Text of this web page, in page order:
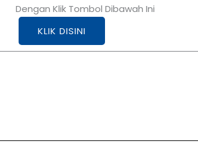
Dengan Klik Tombol Dibawah Ini
KLIK DISINI